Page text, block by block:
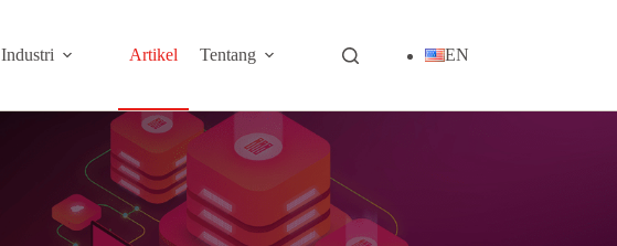
Industri Artikel Tentang EN